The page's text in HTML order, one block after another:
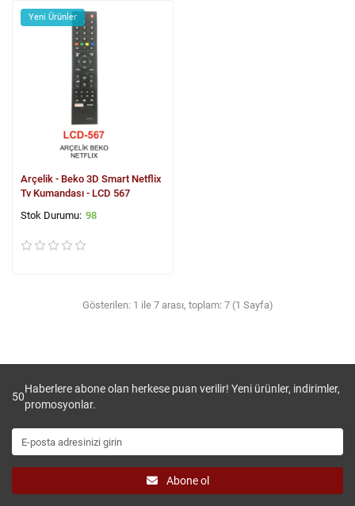
Yeni Ürünler
Arçelik - Beko 3D Smart Netflix
Tv Kumandası - LCD 567
98
Gösterilen: 1 ile 7 arası, toplam: 7 (1 Sayfa)
50
Haberlere abone olan herkese puan verilir! Yeni ürünler, indirimler,
promosyonlar.
Abone ol